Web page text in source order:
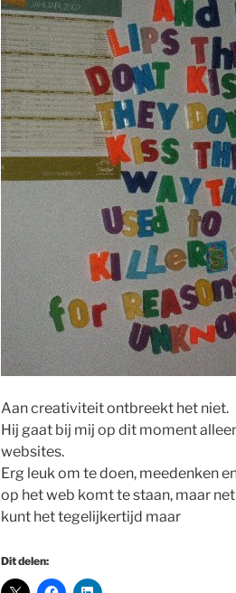
Aan creativiteit ontbreekt het niet.
Hij gaat bij mij op dit moment
websites.
Erg leuk om te doen, meedenken
op het web komt te staan, maar
kunt het tegelijkertijd maar
Dit delen: